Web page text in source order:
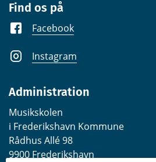
Find os på
Facebook
Instagram
Administration
Musikskolen
i Frederikshavn Kommune
Rådhus Allé 98
9900 Frederikshavn